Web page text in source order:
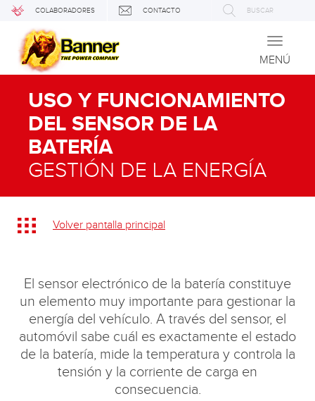
COLABORADORES CONTACTO BUSCAR
Toggle
MENÚ
USO Y FUNCIONAMIENTO
DEL SENSOR DE LA
BATERÍA
GESTIÓN DE LA ENERGÍA
Volver pantalla principal
El sensor electrónico de la batería constituye
un elemento muy importante para gestionar la
energía del vehículo. A través del sensor, el
automóvil sabe cuál es exactamente el estado
de la batería, mide la temperatura y controla la
tensión y la corriente de carga en
consecuencia.